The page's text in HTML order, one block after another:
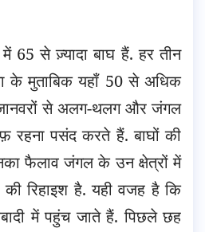
में 65 से ज़्यादा बाघ हैं. हर तीन
के मुताबिक यहाँ 50 से अधिक
से अलग-थलग और जंगल
रहना पसंद करते हैं. बाघों की
फैलाव जंगल के उन क्षेत्रों में
रिहाइश है. यही वजह है कि
में पहुंच जाते हैं. पिछले छह